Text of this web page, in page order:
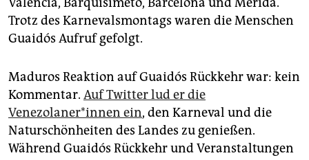
Trotz des Karnevalsmontags waren die Menschen
Guaidós Aufruf gefolgt.
Maduros Reaktion auf Guaidós Rückkehr war: kein
Kommentar. Auf Twitter lud er die
Venezolaner*innen ein, den Karneval und die
Naturschönheiten des Landes zu genießen.
Während Guaidós Rückkehr und Veranstaltungen